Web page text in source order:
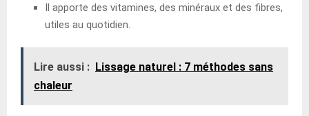
Il apporte des vitamines, des minéraux et des fibres,
utiles au quotidien.
Lire aussi : Lissage naturel : 7 méthodes sans
chaleur